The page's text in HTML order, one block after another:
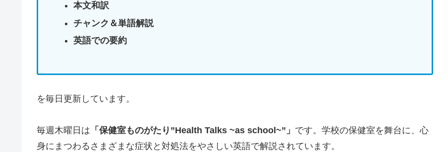
本文和訳
チャンク＆単語解説
英語での要約
を毎日更新しています。
毎週木曜日は 「保健室ものがたり”Health Talks ~as school~”」 です。学校の保健室を舞台に、心
身にまつわるさまざまな症状と対処法をやさしい英語で解説されています。